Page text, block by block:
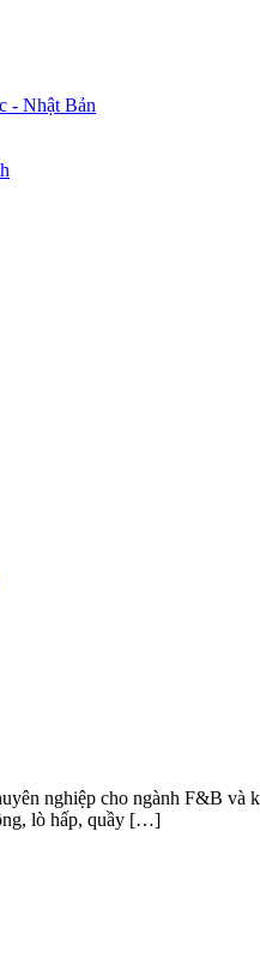
- Nhật Bản
nghiệp cho ngành F&B và
lò hấp, quầy […]